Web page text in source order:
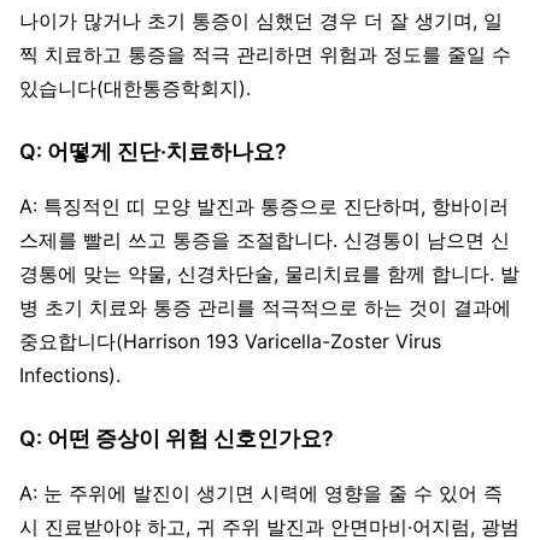
나이가 많거나 초기 통증이 심했던 경우 더 잘 생기며, 일
찍 치료하고 통증을 적극 관리하면 위험과 정도를 줄일 수
있습니다(대한통증학회지).
Q: 어떻게 진단·치료하나요?
A: 특징적인 띠 모양 발진과 통증으로 진단하며, 항바이러
스제를 빨리 쓰고 통증을 조절합니다. 신경통이 남으면 신
경통에 맞는 약물, 신경차단술, 물리치료를 함께 합니다. 발
병 초기 치료와 통증 관리를 적극적으로 하는 것이 결과에
중요합니다(Harrison 193 Varicella-Zoster Virus
Infections).
Q: 어떤 증상이 위험 신호인가요?
A: 눈 주위에 발진이 생기면 시력에 영향을 줄 수 있어 즉
시 진료받아야 하고, 귀 주위 발진과 안면마비·어지럼, 광범